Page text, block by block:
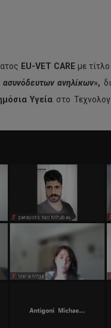
EU-VET CARE με
ανηλίκων»,
Υγεία στο